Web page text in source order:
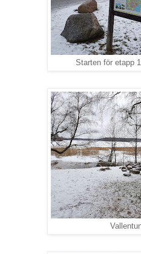
Starten för etapp